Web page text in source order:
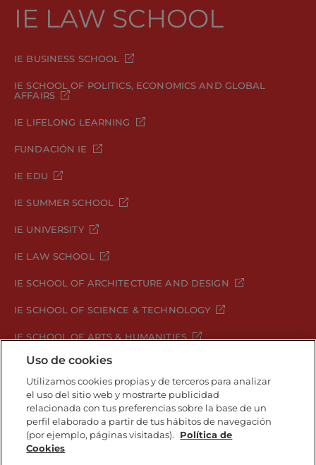
IE LAW SCHOOL
IE BUSINESS SCHOOL
IE SCHOOL OF POLITICS, ECONOMICS AND GLOBAL
AFFAIRS
IE LIFELONG LEARNING
FUNDACIÓN IE
IE EDU
IE SUMMER SCHOOL
IE UNIVERSITY
IE LAW SCHOOL
IE SCHOOL OF ARCHITECTURE AND DESIGN
IE SCHOOL OF SCIENCE & TECHNOLOGY
IE SCHOOL OF ARTS & HUMANITIES
Aviso legal
Política de Privacidad
Política de Cookies
Política de seguridad
Student Academic Standards
Canal Compliance
Uso de cookies
Utilizamos cookies propias y de terceros para analizar
el uso del sitio web y mostrarte publicidad
relacionada con tus preferencias sobre la base de un
perfil elaborado a partir de tus hábitos de navegación
(por ejemplo, páginas visitadas).
Política de
Cookies